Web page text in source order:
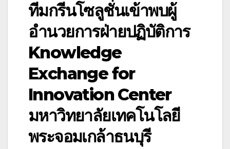
ทีม​กรีนโซลูชั่นเข้าพบ​ผู้
อำนวยการฝ่ายปฏิบัติการ
Knowledge
Exchange for
Innovation Center
มหาวิทยาลัยเทคโนโลยี
พระจอมเกล้าธนบุรี​